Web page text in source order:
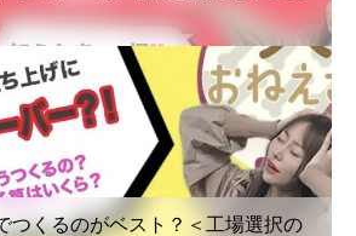
つくるのがベスト？＜工場選択の